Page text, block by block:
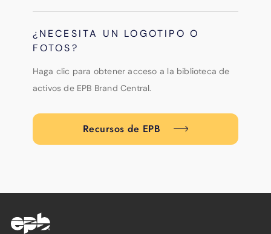
¿NECESITA UN LOGOTIPO O
FOTOS?
Haga clic para obtener acceso a la biblioteca de
activos de EPB Brand Central.
Recursos de EPB